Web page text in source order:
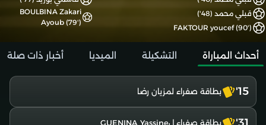
قبلي محمد (48')
FAKTOUR youcef (90')
BOULBINA Zakari
Ayoub (79')
أحداث المباراة التشكيلة الميديا أخبار ذات صلة
15' بطاقة صفراء لمزيان رضا
بطاقة صفراء لGUENINA Yassine